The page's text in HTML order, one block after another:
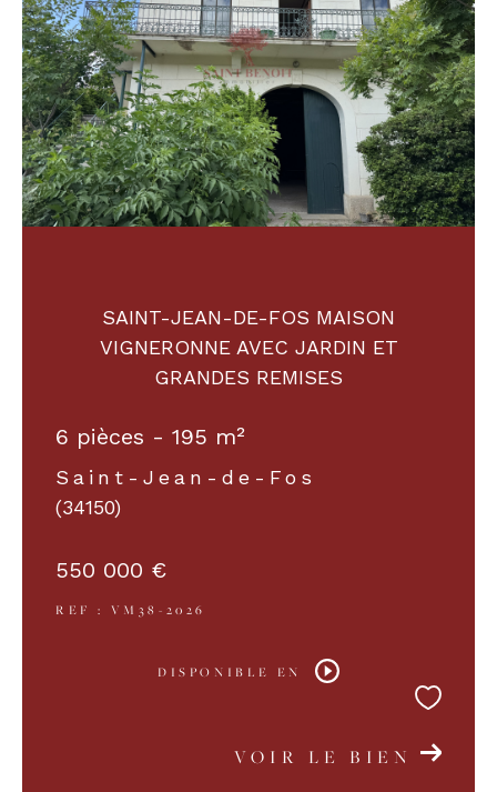
SAINT-JEAN-DE-FOS MAISON
VIGNERONNE AVEC JARDIN ET
GRANDES REMISES
6 pièces - 195 m²
Saint-Jean-de-Fos
(34150)
550 000 €
REF : VM38-2026
DISPONIBLE EN
VOIR LE BIEN
Surface
Surface
Pièces
Pièces
Référence
TERRASSE PARKING PISCINE
FILTRER PAR
COUPS DE COEUR EXCLUSIVITÉS